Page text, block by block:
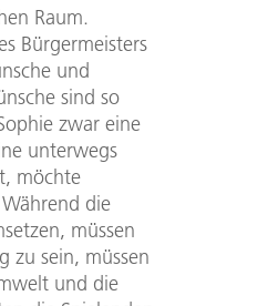
Raum.
Bürgermeisters
und
sind so
zwar eine
unterwegs
möchte
die
müssen
zu sein, müssen
und die